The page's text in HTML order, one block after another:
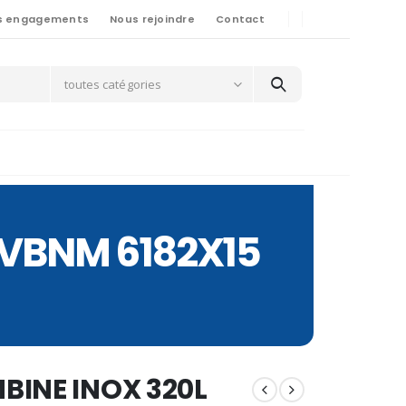
engagements Nous rejoindre Contact
toutes catégories
6182X15
INOX 320L